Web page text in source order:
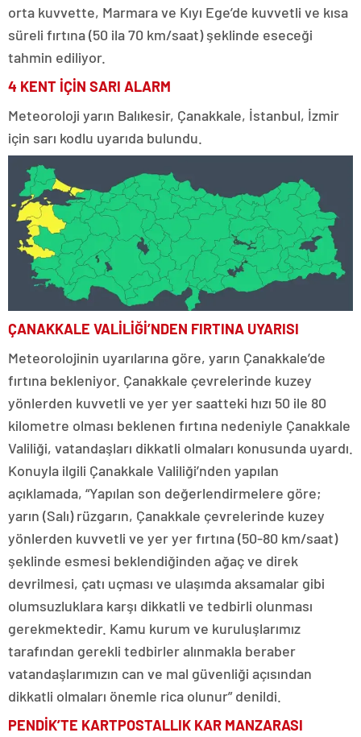
orta kuvvette, Marmara ve Kıyı Ege’de kuvvetli ve kısa
süreli fırtına (50 ila 70 km/saat) şeklinde eseceği
tahmin ediliyor.
4 KENT İÇİN SARI ALARM
Meteoroloji yarın Balıkesir, Çanakkale, İstanbul, İzmir
için sarı kodlu uyarıda bulundu.
ÇANAKKALE VALİLİĞİ’NDEN FIRTINA UYARISI
Meteorolojinin uyarılarına göre, yarın Çanakkale’de
fırtına bekleniyor. Çanakkale çevrelerinde kuzey
yönlerden kuvvetli ve yer yer saatteki hızı 50 ile 80
kilometre olması beklenen fırtına nedeniyle Çanakkale
Valiliği, vatandaşları dikkatli olmaları konusunda uyardı.
Konuyla ilgili Çanakkale Valiliği’nden yapılan
açıklamada, “Yapılan son değerlendirmelere göre;
yarın (Salı) rüzgarın, Çanakkale çevrelerinde kuzey
yönlerden kuvvetli ve yer yer fırtına (50-80 km/saat)
şeklinde esmesi beklendiğinden ağaç ve direk
devrilmesi, çatı uçması ve ulaşımda aksamalar gibi
olumsuzluklara karşı dikkatli ve tedbirli olunması
gerekmektedir. Kamu kurum ve kuruluşlarımız
tarafından gerekli tedbirler alınmakla beraber
vatandaşlarımızın can ve mal güvenliği açısından
dikkatli olmaları önemle rica olunur” denildi.
PENDİK’TE KARTPOSTALLIK KAR MANZARASI